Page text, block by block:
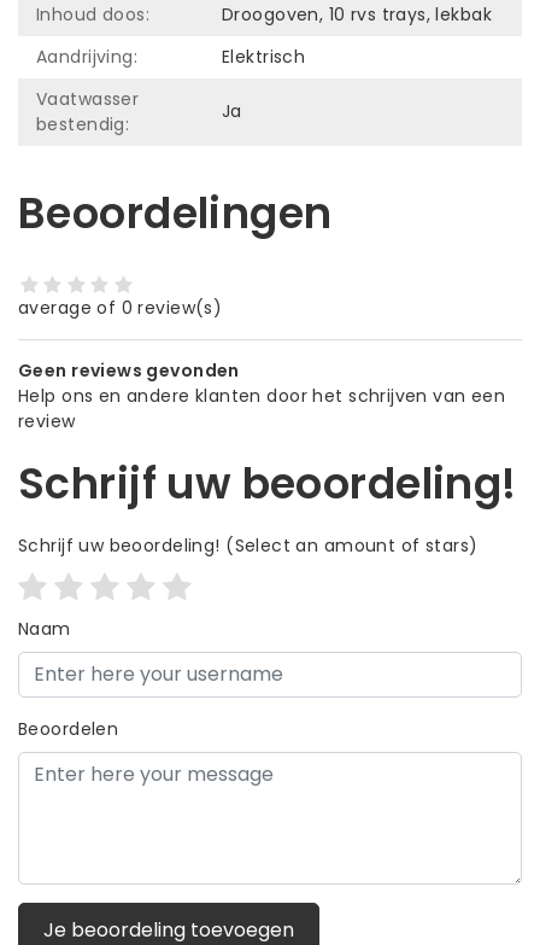
Inhoud doos:
Droogoven, 10 rvs trays, lekbak
Aandrijving:
Elektrisch
Vaatwasser
bestendig:
Ja
Beoordelingen
average of 0 review(s)
Geen reviews gevonden
Help ons en andere klanten door het schrijven van een
review
Schrijf uw beoordeling!
Schrijf uw beoordeling! (Select an amount of stars)
Naam
Beoordelen
Je beoordeling toevoegen